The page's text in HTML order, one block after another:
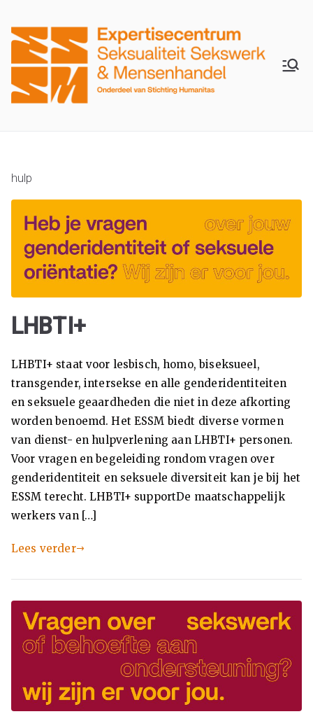
H
an
ita
s
E
pe
rti
se
ce
m
Se
ks
ua
Wij
hulp
LHBTI+
LHBTI+ staat voor lesbisch, homo, biseksueel,
transgender, intersekse en alle genderidentiteiten
en seksuele geaardheden die niet in deze afkorting
worden benoemd. Het ESSM biedt diverse vormen
van dienst- en hulpverlening aan LHBTI+ personen.
Voor vragen en begeleiding rondom vragen over
genderidentiteit en seksuele diversiteit kan je bij het
ESSM terecht. LHBTI+ supportDe maatschappelijk
werkers van […]
Lees verder